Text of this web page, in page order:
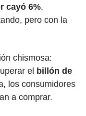
cayó 6%.
pero con la
chismosa:
el billón de
los consumidores
a comprar.